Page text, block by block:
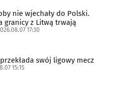
nie wjechały do Polski.
granicy z Litwą trwają
17:30
swój ligowy mecz
15:15